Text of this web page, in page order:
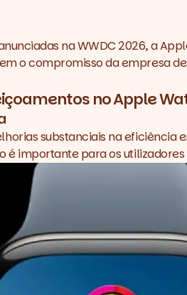
na WWDC 2026, a
o compromisso da empresa
no Apple
substanciais na
é importante para os